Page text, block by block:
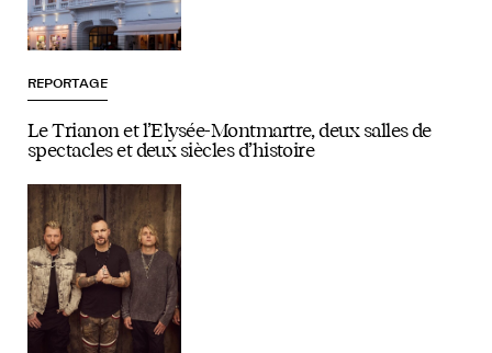
REPORTAGE
Le Trianon et l’Elysée-Montmartre, deux salles de
spectacles et deux siècles d’histoire